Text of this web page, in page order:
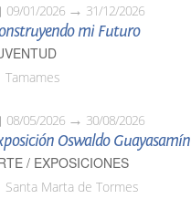
09/01/2026 31/12/2026
mi Futuro
Tamames
08/05/2026 30/08/2026
Oswaldo Guayasamín
/ EXPOSICIONES
Santa Marta de Tormes